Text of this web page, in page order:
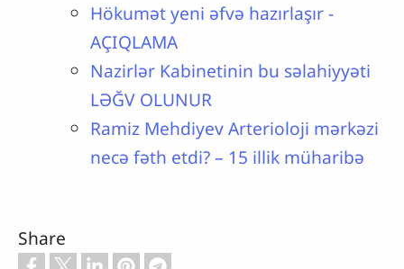
Hökumət yeni əfvə hazırlaşır -
AÇIQLAMA
Nazirlər Kabinetinin bu səlahiyyəti
LƏĞV OLUNUR
Ramiz Mehdiyev Arterioloji mərkəzi
necə fəth etdi? – 15 illik müharibə
Share